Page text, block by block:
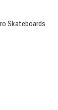
Skateboards